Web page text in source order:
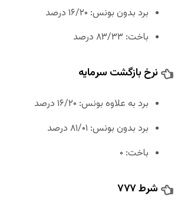
برد بدون بونس: ۱۶/۲۰ درصد
باخت: ۸۳/۳۳ درصد
نرخ بازگشت سرمایه
برد به علاوه بونس: ۱۶/۲۰ درصد
برد بدون بونس: ۸۱/۰۱ درصد
باخت: ۰
شرط ۷۷۷